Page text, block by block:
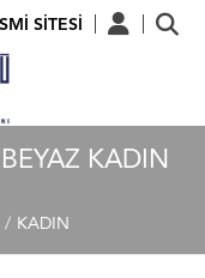
SİTESİ
KADIN
KADIN